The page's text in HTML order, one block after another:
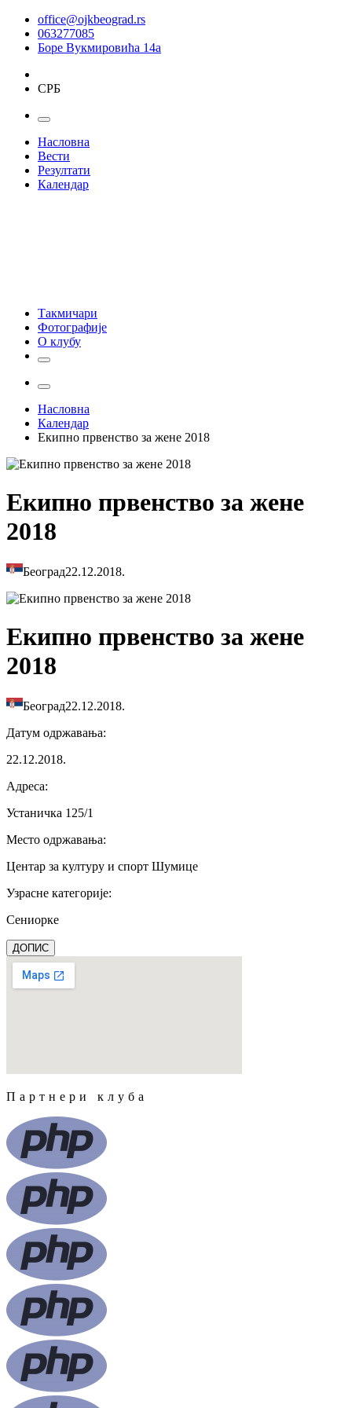
office@ojkbeograd.rs
063277085
Боре Вукмировића 14а
СРБ
Насловна
Вести
Резултати
Календар
Такмичари
Фотографије
О клубу
Насловна
Календар
Екипно првенство за жене 2018
Екипно првенство за жене
2018
Београд22.12.2018.
Екипно првенство за жене
2018
Београд22.12.2018.
Датум одржавања:
22.12.2018.
Адреса:
Устаничка 125/1
Место одржавања:
Центар за културу и спорт Шумице
Узрасне категорије:
Сениорке
ДОПИС
Партнери клуба